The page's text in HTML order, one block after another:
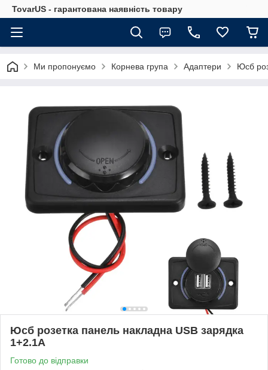
TovarUS - гарантована наявність товару
Ми пропонуємо Корнева група Адаптери Юсб
Юсб розетка панель накладна USB зарядка
1+2.1А
Готово до відправки